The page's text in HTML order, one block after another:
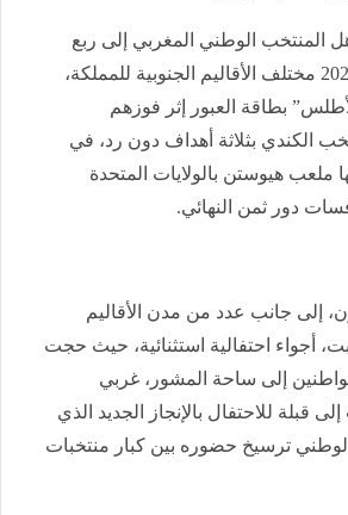
المنتخب الوطني المغربي إلى ربع
نهائي كأس العالم 2026 مختلف الأقاليم الجنوبية للمملكة،
بطاقة العبور إثر فوزهم
الكندي بثلاثة أهداف دون رد، في
ملعب هيوستن بالولايات المتحدة
دور ثمن النهائي.
إلى جانب عدد من مدن الأقاليم
أجواء احتفالية استثنائية، حيث حجت
إلى ساحة المشور، غربي
قبلة للاحتفال بالإنجاز الجديد الذي
ترسيخ حضوره بين كبار منتخبات